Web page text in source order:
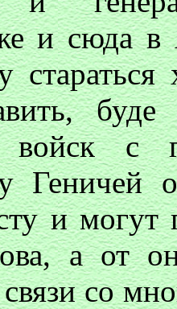
и сюда в
войск с
Геничей
и могут
а от
со